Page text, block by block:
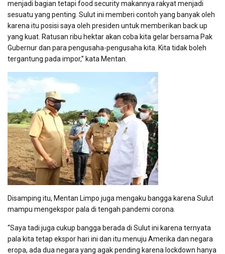
menjadi bagian tetapi food security makannya rakyat menjadi
sesuatu yang penting. Sulut ini memberi contoh yang banyak oleh
karena itu posisi saya oleh presiden untuk memberikan back up
yang kuat. Ratusan ribu hektar akan coba kita gelar bersama Pak
Gubernur dan para pengusaha-pengusaha kita. Kita tidak boleh
tergantung pada impor,” kata Mentan.
Disamping itu, Mentan Limpo juga mengaku bangga karena Sulut
mampu mengekspor pala di tengah pandemi corona.
“Saya tadi juga cukup bangga berada di Sulut ini karena ternyata
pala kita tetap ekspor hari ini dan itu menuju Amerika dan negara
eropa, ada dua negara yang agak pending karena lockdown hanya